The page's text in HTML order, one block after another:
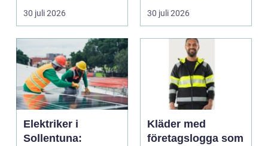
riskutbild...
30 juli 2026
veterinärmedicin. När
blod...
30 juli 2026
Elektriker i
Sollentuna:
Kläder med
företagslogga som